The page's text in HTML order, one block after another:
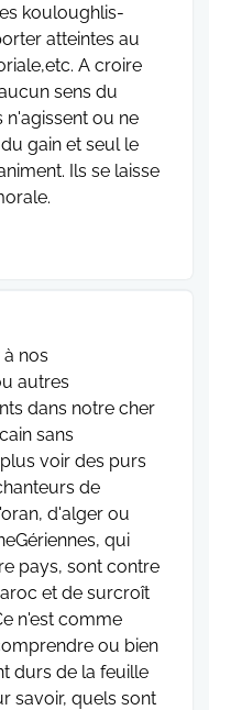
kouloughlis-
atteintes au
A croire
sens du
ou ne
gain et seul le
Ils se laisse
nos
autres
dans notre cher
sans
voir des purs
de
d'alger ou
qui
pays, sont contre
et de surcroît
n'est comme
ou bien
durs de la feuille
savoir, quels sont